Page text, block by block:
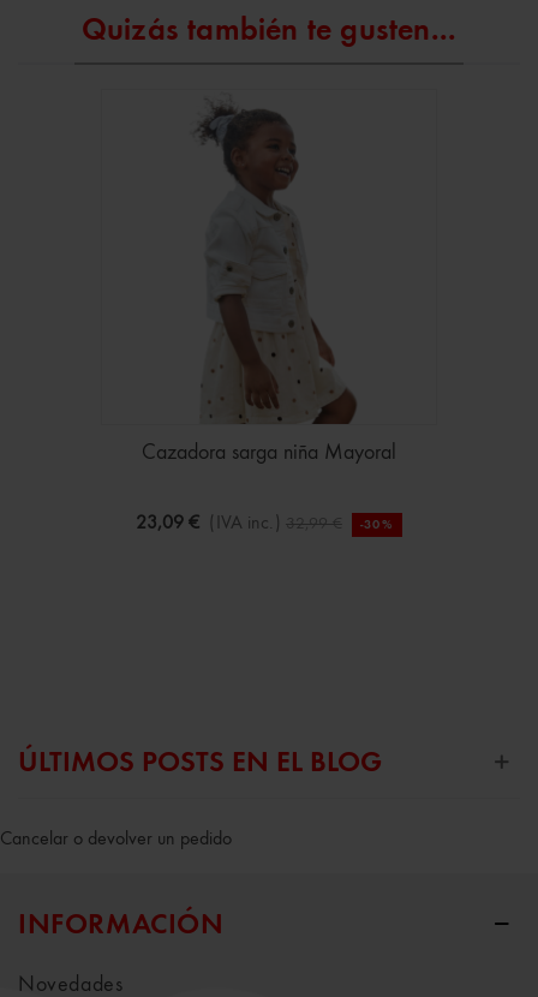
Quizás también te gusten...
Cazadora sarga niña Mayoral
23,09 € (IVA inc.) 32,99 € -30%
ÚLTIMOS POSTS EN EL BLOG
Cancelar o devolver un pedido
INFORMACIÓN
Novedades